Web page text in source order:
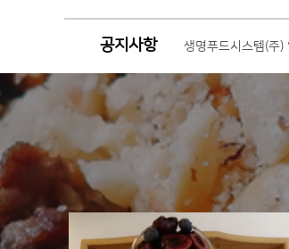
공지사항
전남대학교 의과대
생명푸드시스템 홈
생명푸드시스템(